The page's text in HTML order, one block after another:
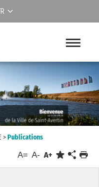
>Publications
A= A- A+